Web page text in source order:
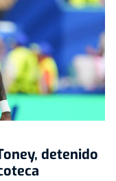
detenido